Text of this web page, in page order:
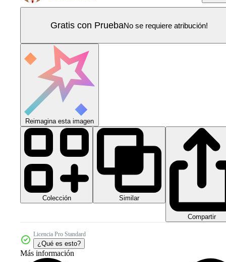
Gratis con PruebaNo se requiere atribución!
Reimagina esta imagen
Colección Similar
Compartir
Licencia Pro Standard
¿Qué es esto?
Más información